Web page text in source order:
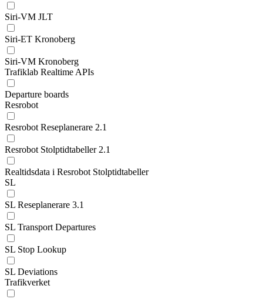
Siri-VM JLT
Siri-ET Kronoberg
Siri-VM Kronoberg
Trafiklab Realtime APIs
Departure boards
Resrobot
Resrobot Reseplanerare 2.1
Resrobot Stolptidtabeller 2.1
Realtidsdata i Resrobot Stolptidtabeller
SL
SL Reseplanerare 3.1
SL Transport Departures
SL Stop Lookup
SL Deviations
Trafikverket